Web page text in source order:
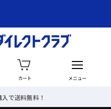
カート メニュー